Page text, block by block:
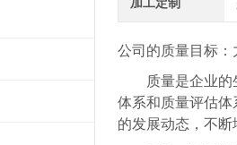
加工定制
公司的质量目标：
质量是企业的生
体系和质量评估
的发展动态，不